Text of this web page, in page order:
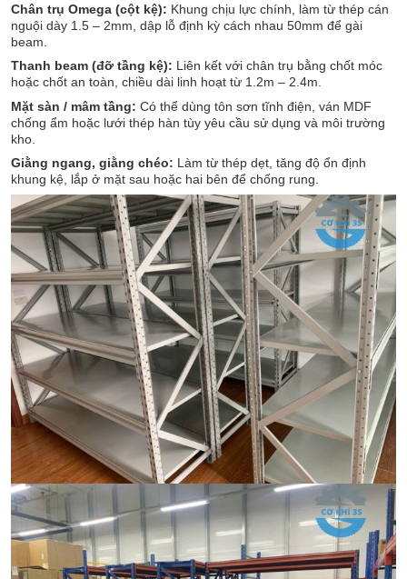
Chân trụ Omega (cột kệ): Khung chịu lực chính, làm từ thép cán
nguội dày 1.5 – 2mm, dập lỗ định kỳ cách nhau 50mm để gài
beam.
Thanh beam (đỡ tầng kệ): Liên kết với chân trụ bằng chốt móc
hoặc chốt an toàn, chiều dài linh hoạt từ 1.2m – 2.4m.
Mặt sàn / mâm tầng: Có thể dùng tôn sơn tĩnh điện, ván MDF
chống ẩm hoặc lưới thép hàn tùy yêu cầu sử dụng và môi trường
kho.
Giằng ngang, giằng chéo: Làm từ thép dẹt, tăng độ ổn định
khung kệ, lắp ở mặt sau hoặc hai bên để chống rung.